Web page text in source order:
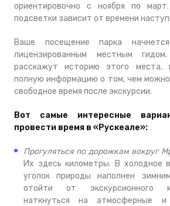
ориентировочно с ноября по
подсветки зависит от времени
Ваше посещение парка
лицензированным местным
расскажут историю этого места,
полную информацию о том, чем можно
свободное время после экскурсии.
Вот самые интересные
провести время в «Рускеале»:
Прогуляться по дорожкам вокруг
Их здесь километры. В холодное
уголок природы наполнен
отойти от экскурсионного
наткнуться на атмосферные